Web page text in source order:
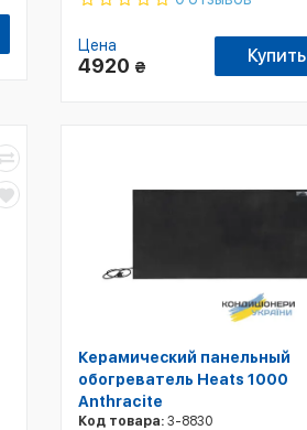
Цена
4920 ₴
Купить
Керамический панельный
обогреватель Heats 1000
Anthracite
Код товара:3-8830